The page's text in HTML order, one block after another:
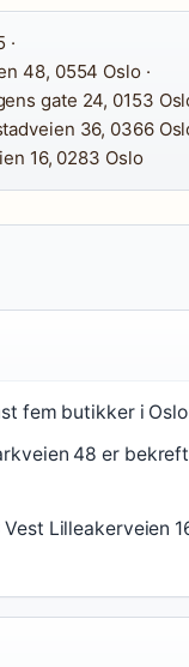
·
48, 0554 Oslo ·
gate 24, 0153
36, 0366
16, 0283 Oslo
fem butikker i
48 er
Vest Lilleakerveien